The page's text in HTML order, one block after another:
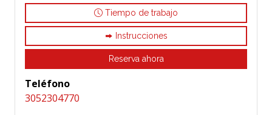
Tiempo de trabajo
Instrucciones
Reserva ahora
Teléfono
3052304770